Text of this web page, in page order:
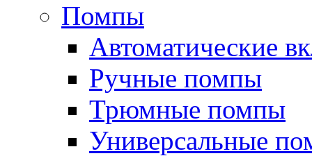
Помпы
Автоматические
Ручные помпы
Трюмные помпы
Универсальные